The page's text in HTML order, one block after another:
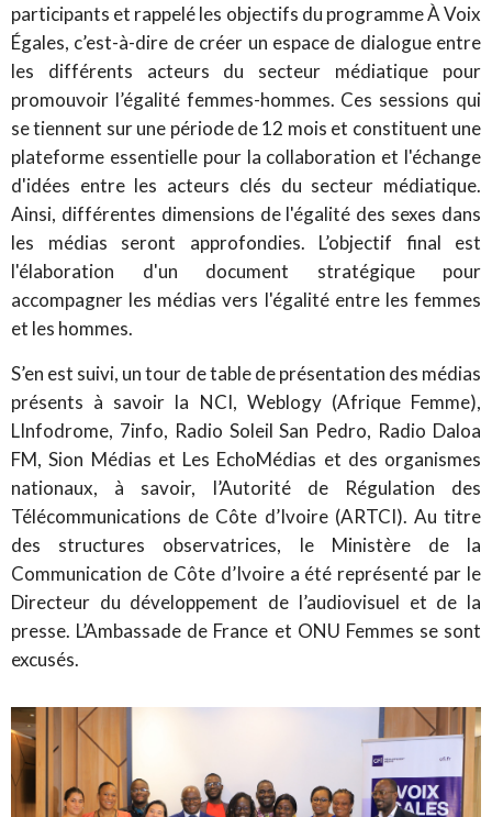
participants et rappelé les objectifs du programme À Voix
Égales, c’est-à-dire de créer un espace de dialogue entre
les différents acteurs du secteur médiatique pour
promouvoir l’égalité femmes-hommes. Ces sessions qui
se tiennent sur une période de 12 mois et constituent une
plateforme essentielle pour la collaboration et l'échange
d'idées entre les acteurs clés du secteur médiatique.
Ainsi, différentes dimensions de l'égalité des sexes dans
les médias seront approfondies. L’objectif final est
l'élaboration d'un document stratégique pour
accompagner les médias vers l'égalité entre les femmes
et les hommes.
S’en est suivi, un tour de table de présentation des médias
présents à savoir la NCI, Weblogy (Afrique Femme),
LInfodrome, 7info, Radio Soleil San Pedro, Radio Daloa
FM, Sion Médias et Les EchoMédias et des organismes
nationaux, à savoir, l’Autorité de Régulation des
Télécommunications de Côte d’Ivoire (ARTCI). Au titre
des structures observatrices, le Ministère de la
Communication de Côte d’Ivoire a été représenté par le
Directeur du développement de l’audiovisuel et de la
presse. L’Ambassade de France et ONU Femmes se sont
excusés.